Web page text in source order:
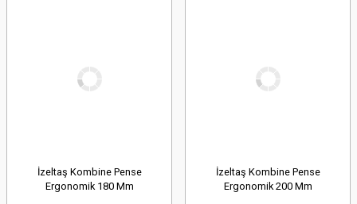
İzeltaş Kombine Pense
Ergonomik 180 Mm
İzeltaş Kombine Pense
Ergonomik 200 Mm